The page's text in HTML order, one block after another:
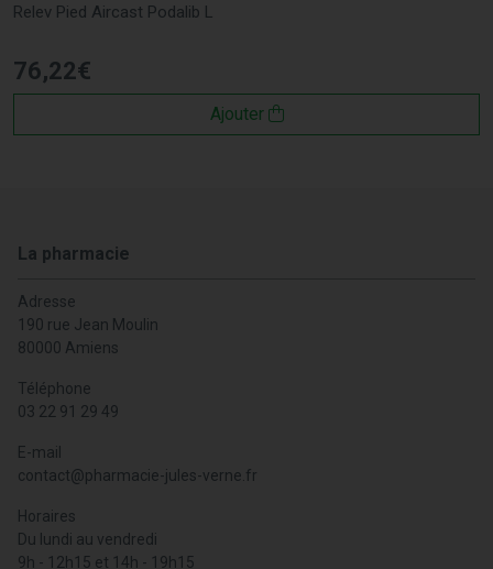
Relev Pied Aircast Podalib L
76,22€
Ajouter
La pharmacie
Adresse
190 rue Jean Moulin
80000 Amiens
Téléphone
03 22 91 29 49
E-mail
contact@pharmacie-jules-verne.fr
Horaires
Du lundi au vendredi
9h - 12h15 et 14h - 19h15